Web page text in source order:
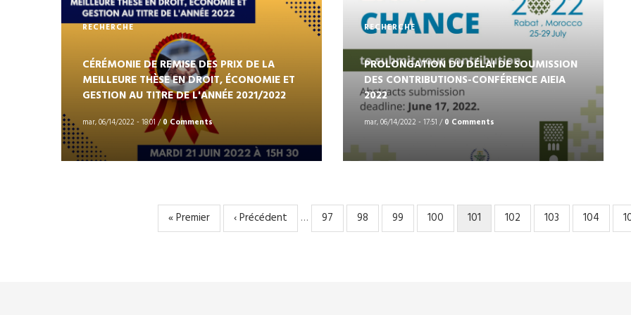
RECHERCHE
CÉRÉMONIE DE REMISE DES PRIX DE LA
MEILLEURE THÈSE EN DROIT, ÉCONOMIE ET
GESTION AU TITRE DE L'ANNÉE 2021/2022
mar, 06/14/2022 - 18:01 /0 Comments
RECHERCHE
PROLONGATION DU DÉLAI DE SOUMISSION
DES CONTRIBUTIONS-CONFÉRENCE AIEIA
2022
mar, 06/14/2022 - 17:51 /0 Comments
Première
page
« Premier
Page
précédente
‹ Précédent … Page
97 Page
98 Page
99 Page
100
Page
courante
101 Page
102 Page
103 Page
104